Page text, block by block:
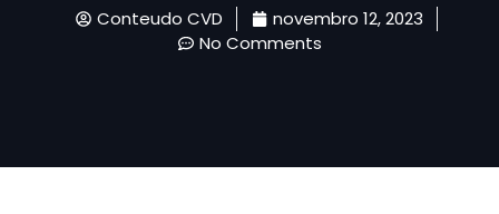
Conteudo CVD
novembro 12, 2023
No Comments